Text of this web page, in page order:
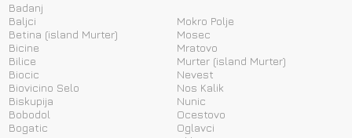
Badanj
Baljci
Betina (island Murter)
Bicine
Bilice
Biocic
Biovicino Selo
Biskupija
Bobodol
Bogatic
Mokro Polje
Mosec
Mratovo
Murter (island Murter)
Nevest
Nos Kalik
Nunic
Ocestovo
Oglavci